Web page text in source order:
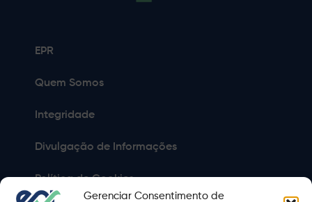
Gerenciar Consentimento de
EPR
Quem Somos
Integridade
Divulgação de Informações
Política de Cookies